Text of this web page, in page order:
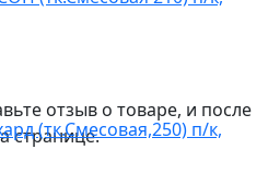
отзыв о товаре, и после
странице.